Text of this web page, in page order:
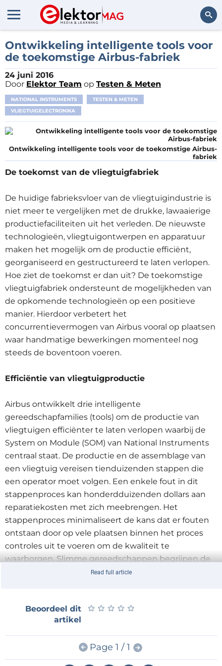
Zoeken
Ontwikkeling intelligente tools voor
de toekomstige Airbus-fabriek
24 juni 2016
Door Elektor Team op Testen & Meten
NATIONAL INSTRUMENTS
TESTEN & METEN
VLIEGTUIGELECTRONIKA
Ontwikkeling intelligente tools voor de toekomstige Airbus-
fabriek
De toekomst van de vliegtuigfabriek
De huidige fabrieksvloer van de vliegtuigindustrie is
niet meer te vergelijken met de drukke, lawaaierige
productiefaciliteiten uit het verleden. De nieuwste
technologieën, vliegtuigontwerpen en apparatuur
maken het mogelijk om de productie efficiënt,
georganiseerd en gestructureerd te laten verlopen.
Hoe ziet de toekomst er dan uit? De toekomstige
vliegtuigfabriek ondersteunt de mogelijkheden van
de opkomende technologieën op een positieve
manier. Hierdoor verbetert het
concurrentievermogen van Airbus vooral op plaatsen
waar handmatige bewerkingen momenteel nog
steeds de boventoon voeren.
Efficiëntie van vliegtuigproductie
Airbus ontwikkelt drie intelligente
gereedschapfamilies (tools) om de productie van
vliegtuigen efficiënter te laten verlopen waarbij de
System on Module (SOM) van National Instruments
centraal staat. De productie en de assemblage van
een vliegtuig vereisen tienduizenden stappen die
een operator moet volgen. Een enkele fout in dit
stappenproces kan honderdduizenden dollars aan
reparatiekosten met zich meebrengen. Het
stappenproces minimaliseert de kans dat er fouten
ontstaan door op vele plaatsen binnen het proces
controles uit te voeren om de kwaliteit te
waarborgen. Slimme gereedschappen begrijpen de
opeenvolgende stappen die de operator moet
juiste wijze ingesteld worden waardoor de uit te
voeren taken voor de operator worden
vereenvoudigd. Zodra deze stap is voltooid kan het
slimme gereedschap de actie controleren en de
resultaten van de gevolgde stap melden en
Read full article
Beoordeel dit
artikel
★ ★ ★ ★ ★
★ ★ ★ ★ ★
Page 1 / 1